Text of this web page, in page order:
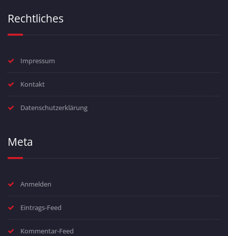
Rechtliches
Impressum
Kontakt
Datenschutzerklärung
Meta
Anmelden
Eintrags-Feed
Kommentar-Feed